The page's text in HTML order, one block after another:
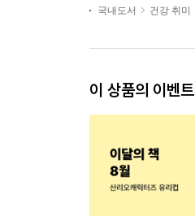
국내도서
건강 취미
이 상품의 이벤트